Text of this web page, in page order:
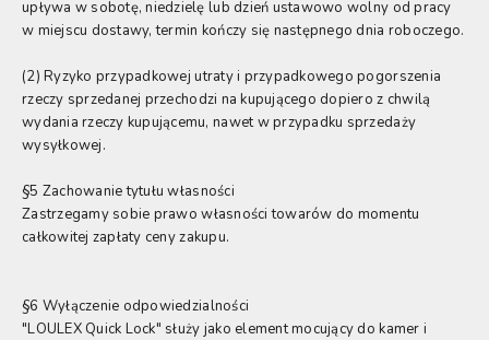
upływa w sobotę, niedzielę lub dzień ustawowo wolny od pracy
w miejscu dostawy, termin kończy się następnego dnia roboczego.
(2) Ryzyko przypadkowej utraty i przypadkowego pogorszenia
rzeczy sprzedanej przechodzi na kupującego dopiero z chwilą
wydania rzeczy kupującemu, nawet w przypadku sprzedaży
wysyłkowej.
§5 Zachowanie tytułu własności
Zastrzegamy sobie prawo własności towarów do momentu
całkowitej zapłaty ceny zakupu.
§6 Wyłączenie odpowiedzialności
"LOULEX Quick Lock" służy jako element mocujący do kamer i